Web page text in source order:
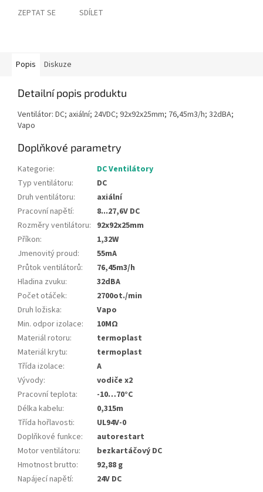
ZEPTAT SE SDÍLET
Popis Diskuze
Detailní popis produktu
Ventilátor: DC; axiální; 24VDC; 92x92x25mm; 76,45m3/h; 32dBA;
Vapo
Doplňkové parametry
Kategorie:
DC Ventilátory
Typ ventilátoru:
DC
Druh ventilátoru:
axiální
Pracovní napětí:
8...27,6V DC
Rozměry ventilátoru: 92x92x25mm
Příkon:
1,32W
Jmenovitý proud:
55mA
Průtok ventilátorů:
76,45m3/h
Hladina zvuku:
32dBA
Počet otáček:
2700ot./min
Druh ložiska:
Vapo
Min. odpor izolace:
10MΩ
Materiál rotoru:
termoplast
Materiál krytu:
termoplast
Třída izolace:
A
Vývody:
vodiče x2
Pracovní teplota:
-10…70°C
Délka kabelu:
0,315m
Třída hořlavosti:
UL94V-0
Doplňkové funkce:
autorestart
Motor ventilátoru:
bezkartáčový DC
Hmotnost brutto:
92,88 g
Napájecí napětí: 24V DC